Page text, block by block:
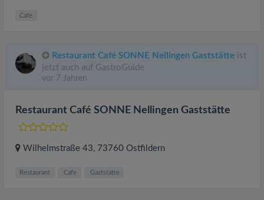
Cafe
Restaurant Café SONNE Nellingen Gaststätte ist
jetzt auch auf GastroGuide
vor 7 Jahren
Restaurant Café SONNE Nellingen Gaststätte
Wilhelmstraße 43, 73760 Ostfildern
Restaurant Cafe Gaststätte